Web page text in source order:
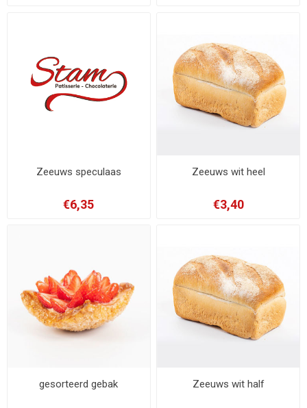
Zeeuws speculaas
€6,35
Zeeuws wit heel
€3,40
gesorteerd gebak Zeeuws wit half